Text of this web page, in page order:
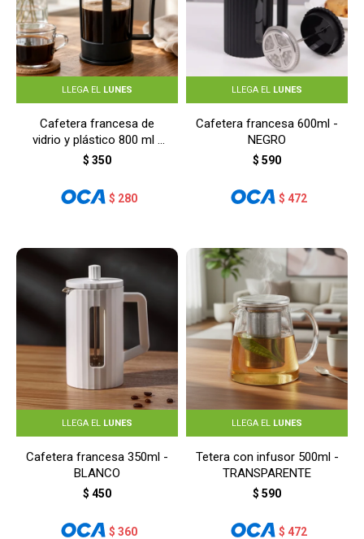
LLEGA EL LUNES
Cafetera francesa de
vidrio y plástico 800 ml -
NEGRO
$ 350
$ 280
LLEGA EL LUNES
Cafetera francesa 600ml -
NEGRO
$ 590
$ 472
LLEGA EL LUNES
Cafetera francesa 350ml -
BLANCO
$ 450
$ 360
LLEGA EL LUNES
Tetera con infusor 500ml -
TRANSPARENTE
$ 590
$ 472